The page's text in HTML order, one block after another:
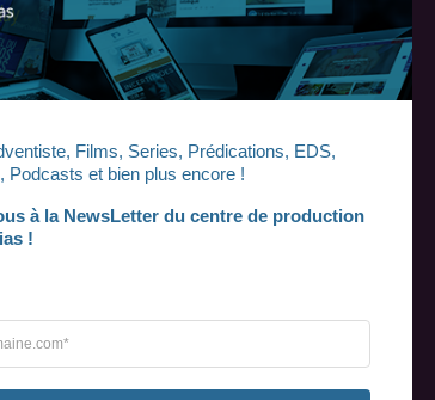
CULTE ESPOIR
Films, Series, Prédications, EDS,
Podcasts et bien plus encore !
à la NewsLetter du centre de production
!